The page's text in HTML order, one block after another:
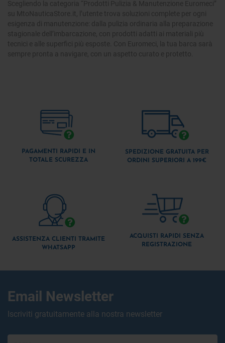
Scegliendo la categoria “Prodotti Pulizia & Manutenzione Euromeci”
su MtoNauticaStore.it, l’utente trova soluzioni complete per ogni
esigenza di manutenzione: dalla pulizia ordinaria alla preparazione
stagionale dell’imbarcazione, con prodotti adatti ai materiali più
tecnici e alle superfici più esposte. Con Euromeci, la tua barca sarà
sempre pronta a navigare, con un aspetto curato e protetto.
PAGAMENTI RAPIDI E IN
TOTALE SCUREZZA
SPEDIZIONE GRATUITA PER
ORDINI SUPERIORI A 199€
ASSISTENZA CLIENTI TRAMITE
WHATSAPP
ACQUISTI RAPIDI SENZA
REGISTRAZIONE
Email Newsletter
Iscriviti gratuitamente alla nostra newsletter